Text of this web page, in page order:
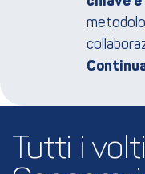
Tutti i